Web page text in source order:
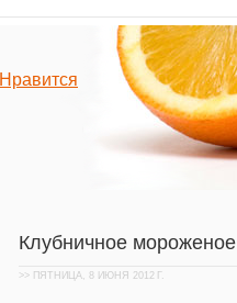
Нравится
Клубничное мороженое
>> ПЯТНИЦА, 8 ИЮНЯ 2012 Г.